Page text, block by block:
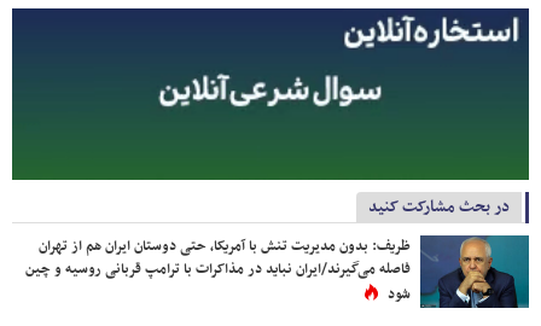
در بحث مشارکت کنید
ظریف: بدون مدیریت تنش با آمریکا، حتی دوستان ایران هم از تهران
فاصله می‌گیرند/ایران نباید در مذاکرات با ترامپ قربانی روسیه و چین
شود